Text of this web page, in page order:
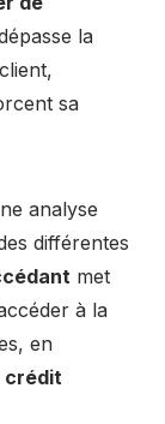
la
sa
analyse
différentes
met
à la
en
crédit